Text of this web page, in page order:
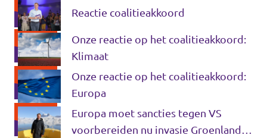
Reactie coalitieakkoord
Onze reactie op het coalitieakkoord:
Klimaat
Onze reactie op het coalitieakkoord:
Europa
Europa moet sancties tegen VS
voorbereiden nu invasie Groenland